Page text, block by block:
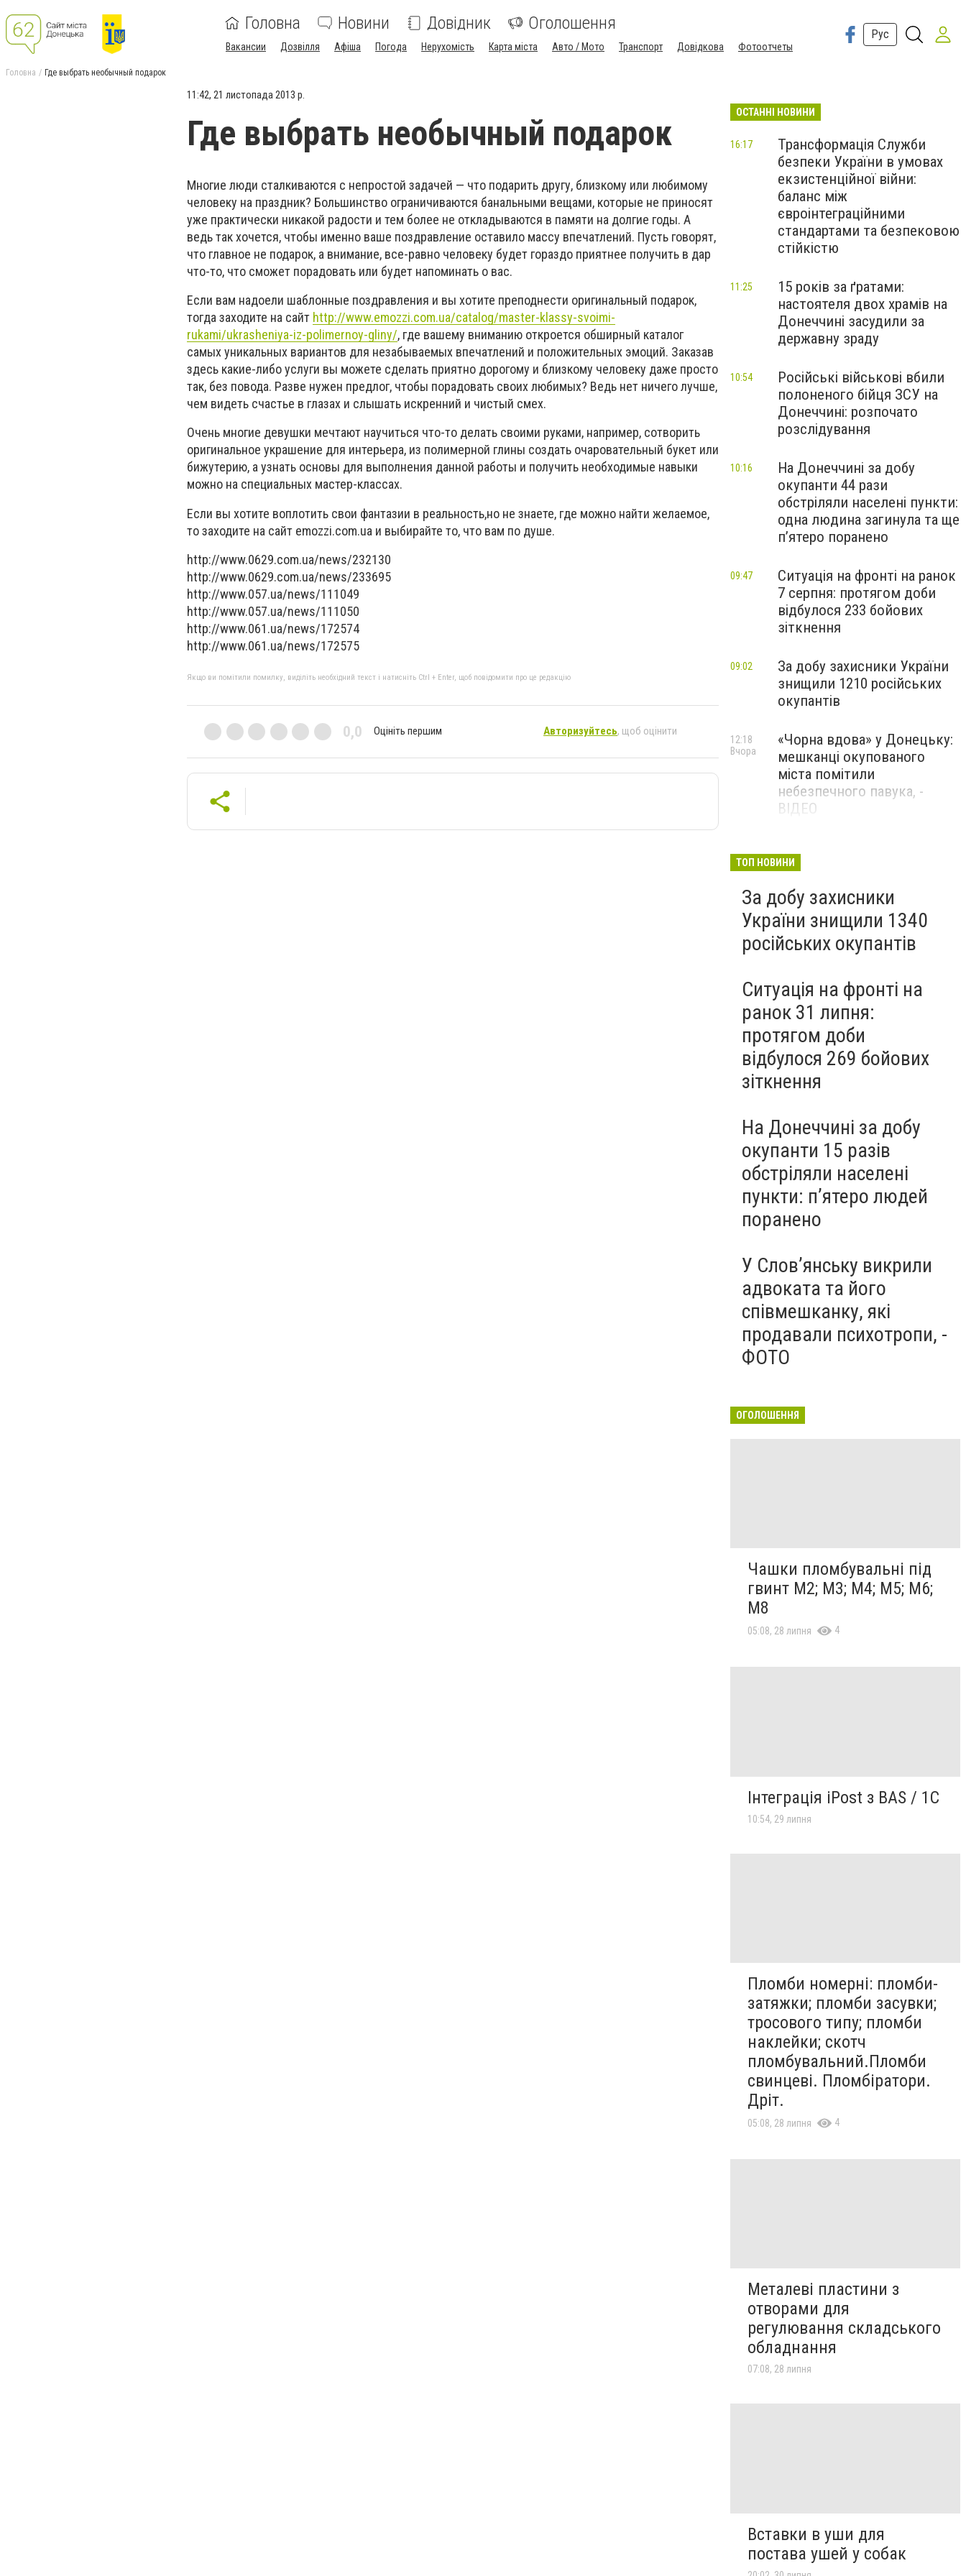
Головна Новини Довідник Оголошення
Вакансии Дозвілля Афіша Погода Нерухомість Карта міста Авто / Мото Транспорт Довідкова Фотоотчеты
Рус
Головна Где выбрать необычный подарок
11:42, 21 листопада 2013 р.
Где выбрать необычный подарок
Многие люди сталкиваются с непростой задачей — что подарить другу, близкому или любимому
человеку на праздник? Большинство ограничиваются банальными вещами, которые не приносят
уже практически никакой радости и тем более не откладываются в памяти на долгие годы. А
ведь так хочется, чтобы именно ваше поздравление оставило массу впечатлений. Пусть говорят,
что главное не подарок, а внимание, все-равно человеку будет гораздо приятнее получить в дар
что-то, что сможет порадовать или будет напоминать о вас.
Если вам надоели шаблонные поздравления и вы хотите преподнести оригинальный подарок,
тогда заходите на сайт http://www.emozzi.com.ua/catalog/master-klassy-svoimi-
rukami/ukrasheniya-iz-polimernoy-gliny/, где вашему вниманию откроется обширный каталог
самых уникальных вариантов для незабываемых впечатлений и положительных эмоций. Заказав
здесь какие-либо услуги вы можете сделать приятно дорогому и близкому человеку даже просто
так, без повода. Разве нужен предлог, чтобы порадовать своих любимых? Ведь нет ничего лучше,
чем видеть счастье в глазах и слышать искренний и чистый смех.
Очень многие девушки мечтают научиться что-то делать своими руками, например, сотворить
оригинальное украшение для интерьера, из полимерной глины создать очаровательный букет или
бижутерию, а узнать основы для выполнения данной работы и получить необходимые навыки
можно на специальных мастер-классах.
Если вы хотите воплотить свои фантазии в реальность,но не знаете, где можно найти желаемое,
то заходите на сайт emozzi.com.ua и выбирайте то, что вам по душе.
http://www.0629.com.ua/news/232130
http://www.0629.com.ua/news/233695
http://www.057.ua/news/111049
http://www.057.ua/news/111050
http://www.061.ua/news/172574
http://www.061.ua/news/172575
Якщо ви помітили помилку, виділіть необхідний текст і натисніть Ctrl + Enter, щоб повідомити про це редакцію
0,0 Оцініть першим Авторизуйтесь, щоб оцінити
ОСТАННІ НОВИНИ
Трансформація Служби
безпеки України в умовах
екзистенційної війни:
баланс між
євроінтеграційними
стандартами та безпековою
стійкістю
16:17
15 років за ґратами:
настоятеля двох храмів на
Донеччині засудили за
державну зраду
11:25
Російські військові вбили
полоненого бійця ЗСУ на
Донеччині: розпочато
розслідування
10:54
На Донеччині за добу
окупанти 44 рази
обстріляли населені пункти:
одна людина загинула та ще
пʼятеро поранено
10:16
Ситуація на фронті на ранок
7 серпня: протягом доби
відбулося 233 бойових
зіткнення
09:47
За добу захисники України
знищили 1210 російських
окупантів
09:02
«Чорна вдова» у Донецьку:
мешканці окупованого
міста помітили
небезпечного павука, -
ВІДЕО
12:18
Вчора
засудили до 8 років
метадону
Вчора
ТОП НОВИНИ
За добу захисники
України знищили 1340
російських окупантів
Ситуація на фронті на
ранок 31 липня:
протягом доби
відбулося 269 бойових
зіткнення
На Донеччині за добу
окупанти 15 разів
обстріляли населені
пункти: пʼятеро людей
поранено
У Слов’янську викрили
адвоката та його
співмешканку, які
продавали психотропи, -
ФОТО
ОГОЛОШЕННЯ
Чашки пломбувальні під
гвинт М2; М3; М4; М5; М6;
М8
05:08, 28 липня 4
Інтеграція iPost з BAS / 1C
10:54, 29 липня
Пломби номерні: пломби-
затяжки; пломби засувки;
тросового типу; пломби
наклейки; скотч
пломбувальний.Пломби
свинцеві. Пломбіратори.
Дріт.
05:08, 28 липня 4
Металеві пластини з
отворами для
регулювання складського
обладнання
07:08, 28 липня
Вставки в уши для
постава ушей у собак